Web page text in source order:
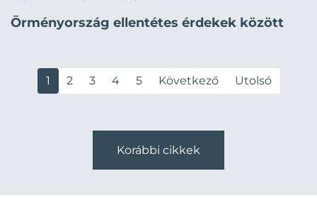
Örményország ellentétes érdekek között
1 2 3 4 5 Következő Utolsó
Korábbi cikkek